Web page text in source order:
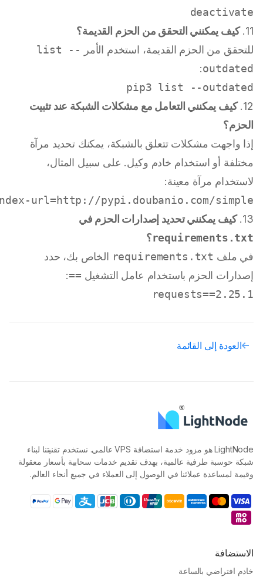
deactivate
11. كيف يمكنني التحقق من الحزم القديمة؟
للتحقق من الحزم القديمة، استخدم الأمر
list --
outdated
:
pip3 list --outdated
12. كيف يمكنني التعامل مع مشكلات الشبكة عند تثبيت
الحزم؟
إذا واجهت مشكلات تتعلق بالشبكة، يمكنك تحديد مرآة
مختلفة أو استخدام خادم وكيل. على سبيل المثال،
لاستخدام مرآة معينة:
url=http://pypi.doubanio.com/simple
13. كيف يمكنني تحديد إصدارات الحزم في
requirements.txt؟
في ملف requirements.txt الخاص بك، حدد
إصدارات الحزم باستخدام عامل التشغيل ==
:
requests==2.25.1
العودة إلى القائمة
LightNode هو مزود خدمة استضافة VPS عالمي. نستخدم تقنيتنا لبناء
شبكة حوسبة طرفية عالمية، بهدف تقديم خدمات سحابية بأسعار معقولة
وقيمة لمساعدة عملائنا في الوصول إلى العملاء في جميع أنحاء العالم.
الاستضافة
خادم افتراضي بالساعة